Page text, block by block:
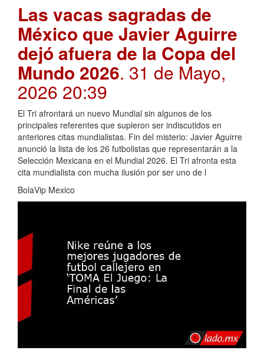
Las vacas sagradas de
México que Javier Aguirre
dejó afuera de la Copa del
Mundo 2026. 31 de Mayo,
2026 20:39
El Tri afrontará un nuevo Mundial sin algunos de los
principales referentes que supieron ser indiscutidos en
anteriores citas mundialistas. Fin del misterio: Javier Aguirre
anunció la lista de los 26 futbolistas que representarán a la
Selección Mexicana en el Mundial 2026. El Tri afronta esta
cita mundialista con mucha ilusión por ser uno de l
BolaVip Mexico